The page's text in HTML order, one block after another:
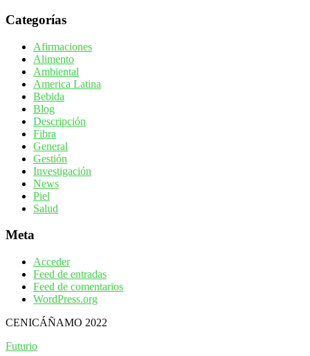
Categorías
Afirmaciones
Alimento
Ambiental
America Latina
Bebida
Blog
Descripción
Fibra
General
Gestión
Investigación
News
Piel
Salud
Meta
Acceder
Feed de entradas
Feed de comentarios
WordPress.org
CENICÁÑAMO 2022
Futurio